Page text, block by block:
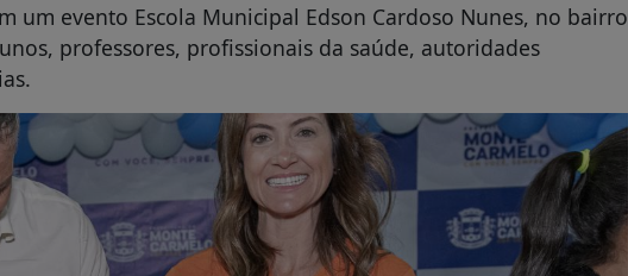
um evento Escola Municipal Edson Cardoso Nunes, no bairro
professores, profissionais da saúde, autoridades